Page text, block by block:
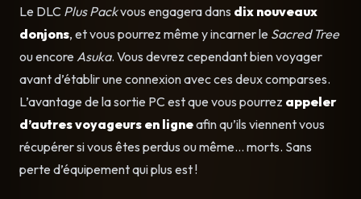
Le DLC Plus Packvous engagera dans dix nouveaux
donjons, et vous pourrez même y incarner le Sacred Tree
ou encore Asuka. Vous devrez cependant bien voyager
avant d’établir une connexion avec ces deux comparses.
L’avantage de la sortie PC est que vous pourrez appeler
d’autres voyageurs en ligneafin qu’ils viennent vous
récupérer si vous êtes perdus ou même… morts. Sans
perte d’équipement qui plus est !